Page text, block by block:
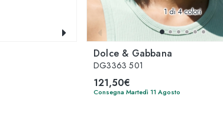
1di 4 colori
Dolce & Gabbana
DG3363 501
121,50€
Consegna Martedì 11 Agosto